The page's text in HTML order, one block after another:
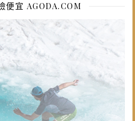
便宜 AGODA.COM